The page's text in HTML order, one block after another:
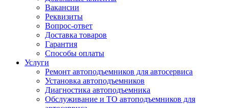
Вакансии
Реквизиты
Вопрос-ответ
Доставка товаров
Гарантия
Способы оплаты
Услуги
Ремонт автоподъемников для автосервиса
Установка автоподъемников
Диагностика автоподъемника
Обслуживание и ТО автоподъемников для